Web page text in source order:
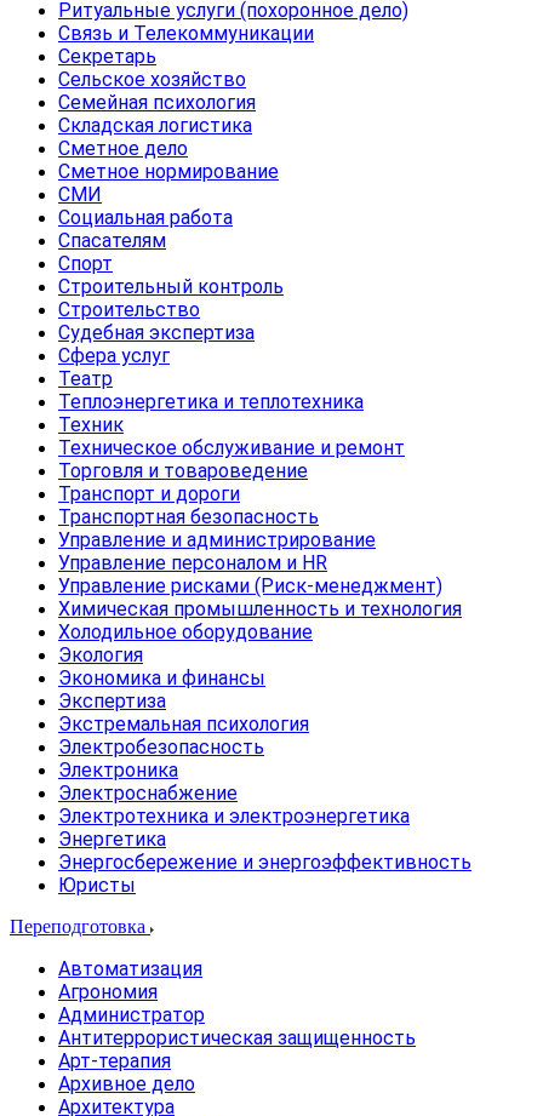
Ритуальные услуги (похоронное дело)
Связь и Телекоммуникации
Секретарь
Сельское хозяйство
Семейная психология
Складская логистика
Сметное дело
Сметное нормирование
СМИ
Социальная работа
Спасателям
Спорт
Строительный контроль
Строительство
Судебная экспертиза
Сфера услуг
Театр
Теплоэнергетика и теплотехника
Техник
Техническое обслуживание и ремонт
Торговля и товароведение
Транспорт и дороги
Транспортная безопасность
Управление и администрирование
Управление персоналом и HR
Управление рисками (Риск-менеджмент)
Химическая промышленность и технология
Холодильное оборудование
Экология
Экономика и финансы
Экспертиза
Экстремальная психология
Электробезопасность
Электроника
Электроснабжение
Электротехника и электроэнергетика
Энергетика
Энергосбережение и энергоэффективность
Юристы
Переподготовка
Автоматизация
Агрономия
Администратор
Антитеррористическая защищенность
Арт-терапия
Архивное дело
Архитектура